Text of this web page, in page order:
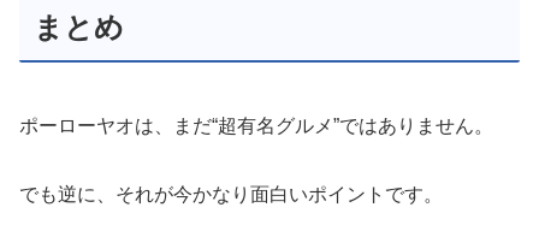
まとめ
ポーローヤオは、まだ“超有名グルメ”ではありません。
でも逆に、それが今かなり面白いポイントです。